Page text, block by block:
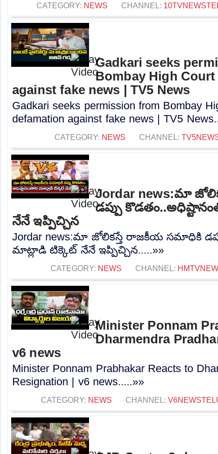
CATEGORY: NEWS CHANNEL:
Gadkari seeks
Bombay High
against fake news | TV5 News
Gadkari seeks permission from Bombay
defamation against fake news | TV5
CATEGORY: NEWS CHANNEL:
Jordar news:మా
డప్పు
నేనే ఇప్పిచ్చిన
Jordar news:మా జోలికస్తే రాజకీయ సమాధికి
మాట్లాడి టిక్కెట్ నేనే ఇప్పిచ్చిన.....»»
CATEGORY: NEWS CHANNEL:
Minister Ponnam
Dharmendra
v6 news
Minister Ponnam Prabhakar Reacts to
Resignation | v6 news.....»»
CATEGORY: NEWS CHANNEL: